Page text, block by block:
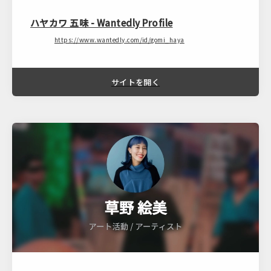
ハヤカワ 五味 - Wantedly Profile
https://www.wantedly.com/id/gomi_haya
サイトを開く